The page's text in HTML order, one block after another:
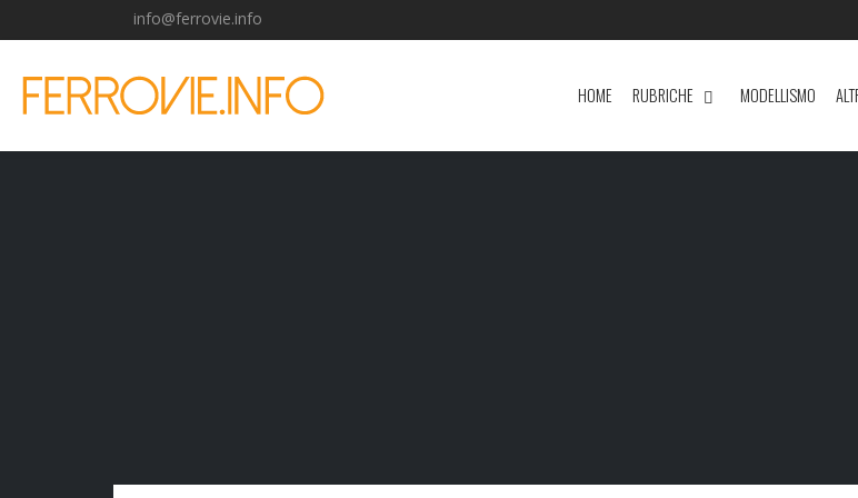
info@ferrovie.info
HOME RUBRICHE MODELLISMO